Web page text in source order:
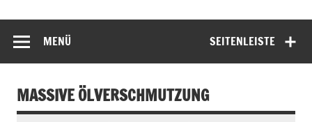
SEITENLEISTE
MENÜ
MASSIVE ÖLVERSCHMUTZUNG